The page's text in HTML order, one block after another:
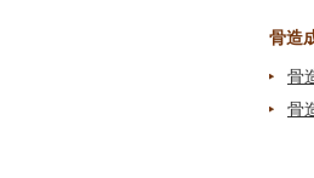
骨造
骨
骨